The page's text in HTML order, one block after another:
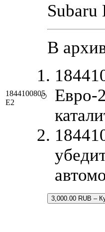
1844100805
E2
Subaru
В
Евро-
3,000.00 RUB –